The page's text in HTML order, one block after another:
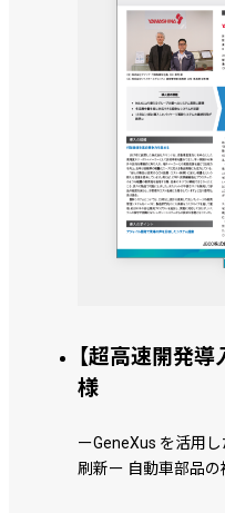
【超高速開発
様
ーGeneXus を活用
刷新ー 自動車部品の